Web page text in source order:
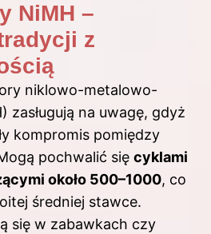
NiMH –
z
niklowo-metalowo-
zasługują na uwagę, gdyż
kompromis pomiędzy
pochwalić się cyklami
około 500–1000, co
średniej stawce.
się w zabawkach czy